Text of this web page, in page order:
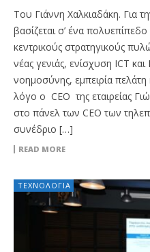
Του Γιάννη Χαλκιαδάκη. Για
βασίζεται σ’ ένα
κεντρικούς στρατηγικούς
νέας γενιάς, ενίσχυση ICT
νοημοσύνης, εμπειρία πελάτη
λόγο ο CEO της εταιρείας
στο πάνελ των CEO των
συνέδριο […]
READ MORE
ΤΕΧΝΟΛΟΓΊΑ